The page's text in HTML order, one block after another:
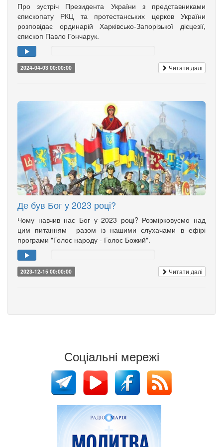
Про зустріч Президента України з представниками
єпископату РКЦ та протестанських церков України
розповідає ординарій Харківсько-Запорізької дієцезії,
єпископ Павло Гончарук.
2024-04-03 00:00:00 Читати далі
Де був Бог у 2023 році?
Чому навчив нас Бог у 2023 році? Розмірковуємо над
цим питанням разом із нашими слухачами в ефірі
програми "Голос народу - Голос Божий".
2023-12-15 00:00:00 Читати далі
Соціальні мережі